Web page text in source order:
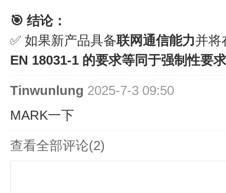
🎯 结论：
✅ 如果新产品具备联网通信能力并将
EN 18031-1 的要求等同于强制性要求
Tinwunlung 2025-7-3 09:50
MARK一下
查看全部评论(2)